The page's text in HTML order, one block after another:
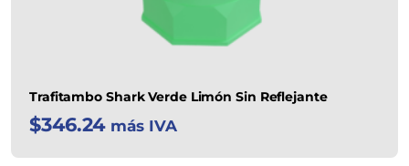
Trafitambo Shark Verde Limón Sin Reflejante
$346.24 más IVA